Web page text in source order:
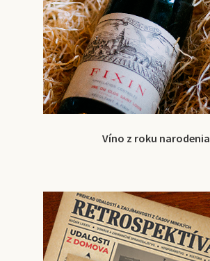
Víno z roku narodenia